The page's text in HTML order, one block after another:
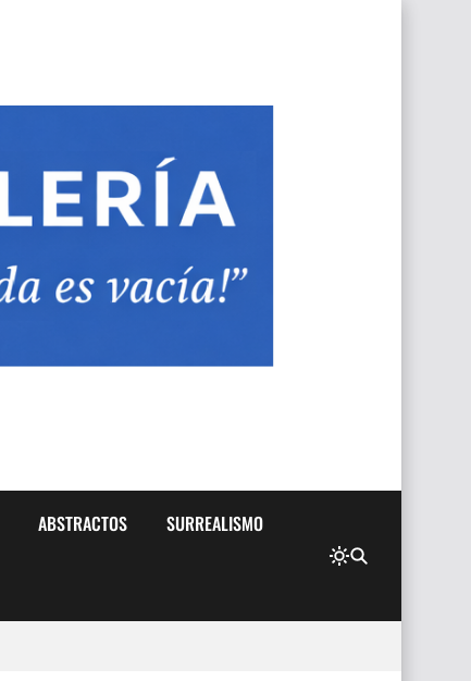
ABSTRACTOS SURREALISMO